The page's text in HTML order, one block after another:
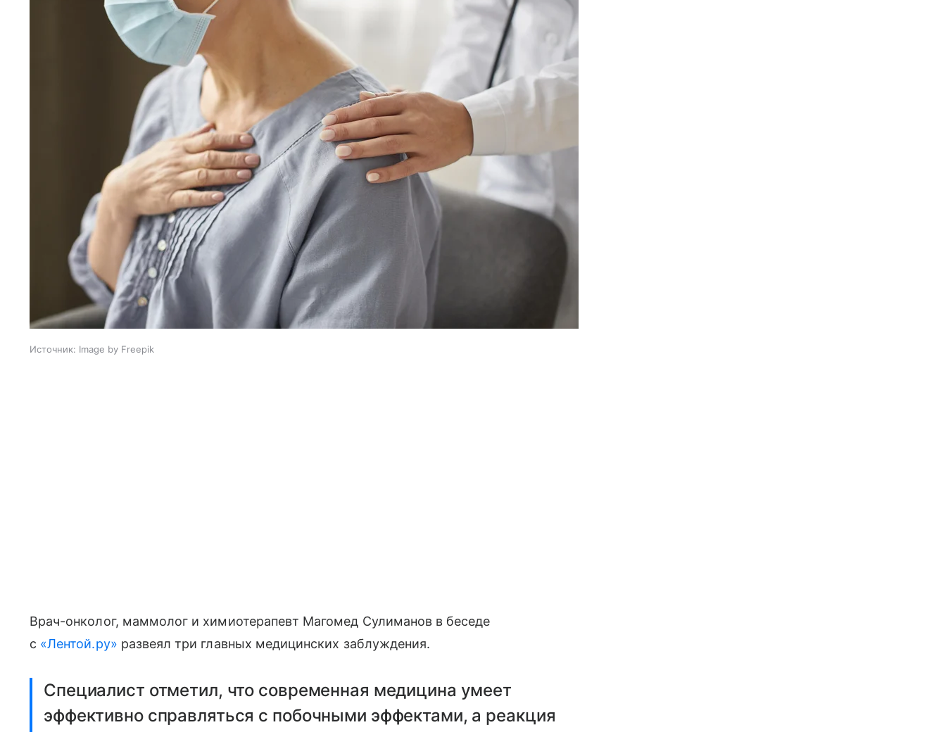
Источник: Image by Freepik
Врач-онколог, маммолог и химиотерапевт Магомед Сулиманов в беседе
с «Лентой.ру» развеял три главных медицинских заблуждения.
Специалист отметил, что современная медицина умеет
эффективно справляться с побочными эффектами, а реакция